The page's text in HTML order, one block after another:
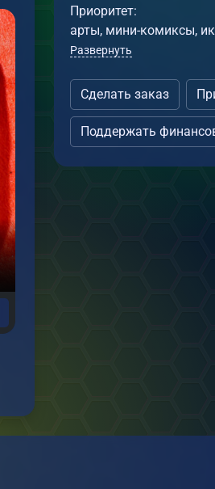
Нарисовала
Приоритет:
арты, мини-комиксы,
Развернуть
Сделать заказ
Поддержать